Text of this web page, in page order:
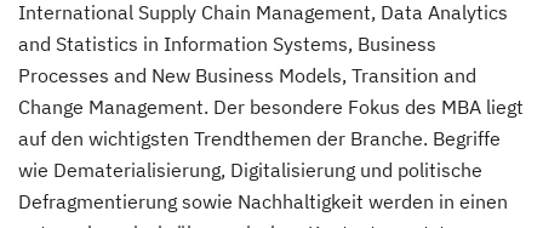
International Supply Chain Management, Data Analytics
and Statistics in Information Systems, Business
Processes and New Business Models, Transition and
Change Management. Der besondere Fokus des MBA liegt
auf den wichtigsten Trendthemen der Branche. Begriffe
wie Dematerialisierung, Digitalisierung und politische
Defragmentierung sowie Nachhaltigkeit werden in einen